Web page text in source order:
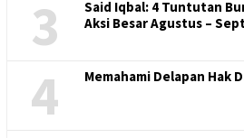
3
Said Iqbal: 4 Tuntutan
Aksi Besar Agustus –
4 Memahami Delapan Hak